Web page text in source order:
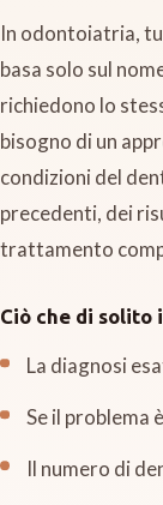
In odontoiatria,
basa solo sul
richiedono lo
bisogno di un
condizioni del
precedenti, dei
trattamento
Ciò che di solito
La diagnosi
Se il problema
Il numero di